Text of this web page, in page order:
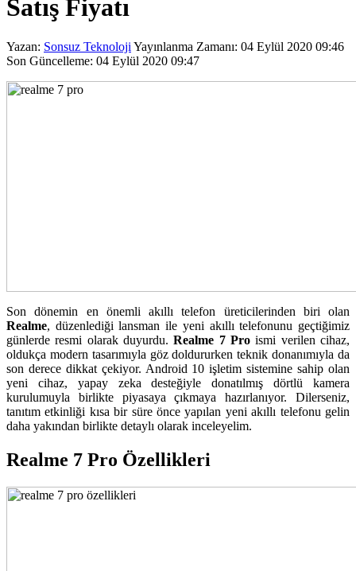
Satış Fiyatı
Yazan: Sonsuz Teknoloji Yayınlanma Zamanı: 04 Eylül 2020 09:46
Son Güncelleme: 04 Eylül 2020 09:47
Son dönemin en önemli akıllı telefon üreticilerinden biri olan
Realme, düzenlediği lansman ile yeni akıllı telefonunu geçtiğimiz
günlerde resmi olarak duyurdu.Realme 7 Pro ismi verilen cihaz,
oldukça modern tasarımıyla göz doldururken teknik donanımıyla da
son derece dikkat çekiyor. Android 10 işletim sistemine sahip olan
yeni cihaz, yapay zeka desteğiyle donatılmış dörtlü kamera
kurulumuyla birlikte piyasaya çıkmaya hazırlanıyor. Dilerseniz,
tanıtım etkinliği kısa bir süre önce yapılan yeni akıllı telefonu gelin
daha yakından birlikte detaylı olarak inceleyelim.
Realme 7 Pro Özellikleri